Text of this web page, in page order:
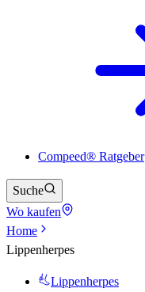
Compeed® Ratgeber
Suche
Wo kaufen
Home
Lippenherpes
Lippenherpes